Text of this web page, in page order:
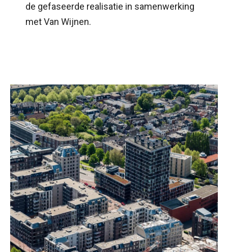
de gefaseerde realisatie in samenwerking
met Van Wijnen.